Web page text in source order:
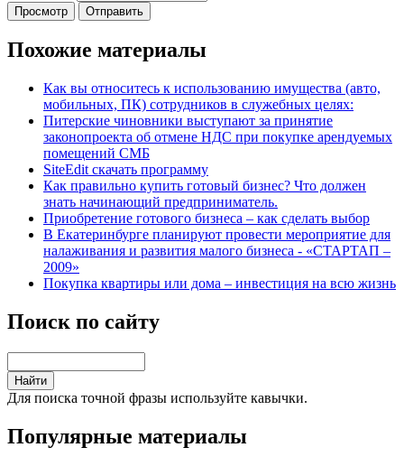
Похожие материалы
Как вы относитесь к использованию имущества (авто,
мобильных, ПК) сотрудников в служебных целях:
Питерские чиновники выступают за принятие
законопроекта об отмене НДС при покупке арендуемых
помещений СМБ
SiteEdit скачать программу
Как правильно купить готовый бизнес? Что должен
знать начинающий предприниматель.
Приобретение готового бизнеса – как сделать выбор
В Екатеринбурге планируют провести мероприятие для
налаживания и развития малого бизнеса - «СТАРТАП –
2009»
Покупка квартиры или дома – инвестиция на всю жизнь
Поиск по сайту
Для поиска точной фразы используйте кавычки.
Популярные материалы